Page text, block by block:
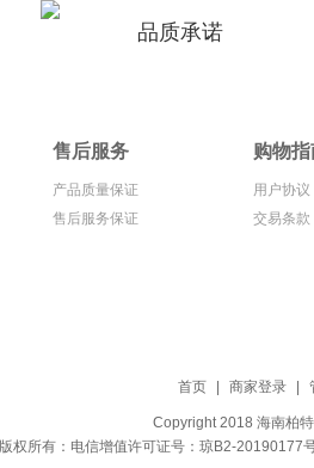
品质承诺
售后服务
产品质量保证
售后服务保证
购物
用户协议
交易条款
首页 商家登录
Copyright 2018 海南柏
版权所有：电信增值许可证号：琼B2-20190177